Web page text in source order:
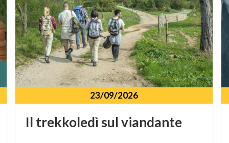
23/09/2026
Il trekkoledì sulviandante